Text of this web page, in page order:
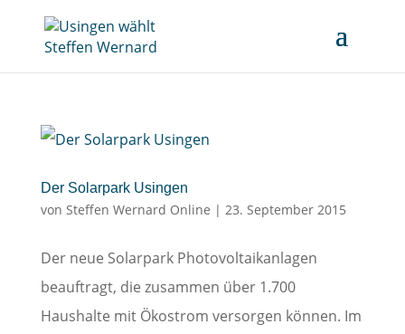
Der Solarpark Usingen
von Steffen Wernard Online | 23. September 2015
Der neue Solarpark Photovoltaikanlagen
beauftragt, die zusammen über 1.700
Haushalte mit Ökostrom versorgen können. Im